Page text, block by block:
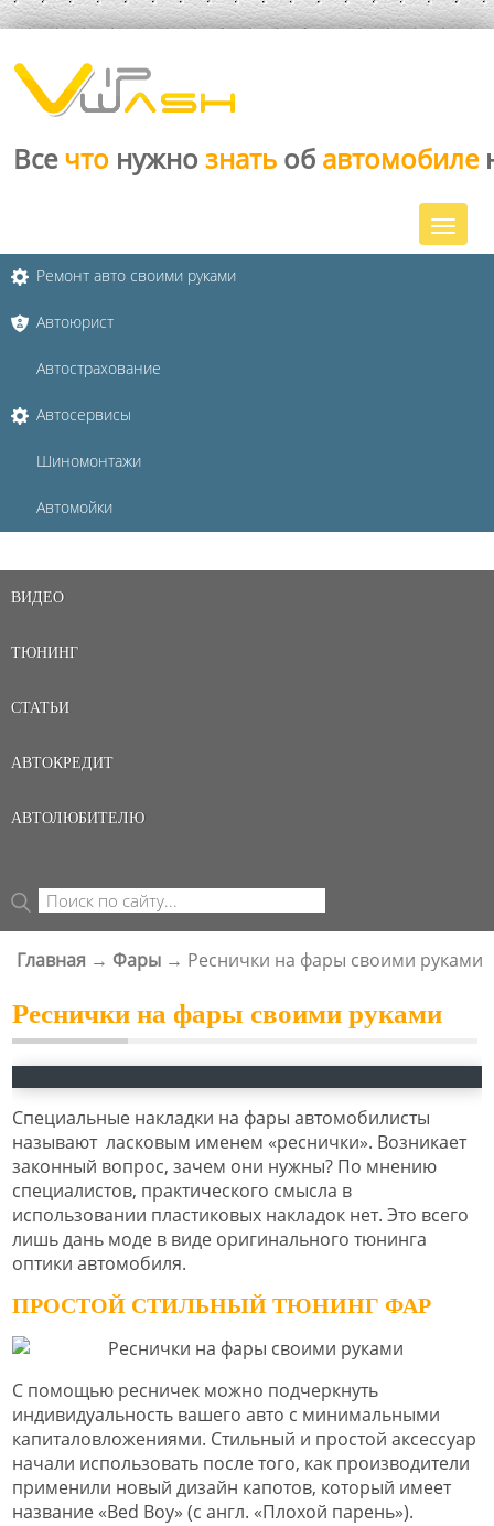
Все что нужно знать об автомобиле
Ремонт авто своими руками
Автоюрист
Автострахование
Автосервисы
Шиномонтажи
Автомойки
ВИДЕО
ТЮНИНГ
СТАТЬИ
АВТОКРЕДИТ
АВТОЛЮБИТЕЛЮ
ФОРМА ПОИСКА
Поиск
Главная → Фары → Реснички на фары своими руками
Реснички на фары своими руками
Специальные накладки на фары автомобилисты
называют ласковым именем «реснички». Возникает
законный вопрос, зачем они нужны? По мнению
специалистов, практического смысла в
использовании пластиковых накладок нет. Это всего
лишь дань моде в виде оригинального тюнинга
оптики автомобиля.
ПРОСТОЙ СТИЛЬНЫЙ ТЮНИНГ ФАР
С помощью ресничек можно подчеркнуть
индивидуальность вашего авто с минимальными
капиталовложениями. Стильный и простой аксессуар
начали использовать после того, как производители
применили новый дизайн капотов, который имеет
название «Bed Boy» (с англ. «Плохой парень»).